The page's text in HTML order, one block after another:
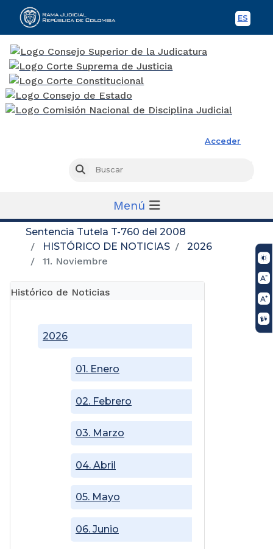
ES
Acceder
Buscar
Menú
Sentencia Tutela T-760 del 2008
HISTÓRICO DE NOTICIAS
2026
11. Noviembre
Histórico de Noticias
2026
01. Enero
02. Febrero
03. Marzo
04. Abril
05. Mayo
06. Junio